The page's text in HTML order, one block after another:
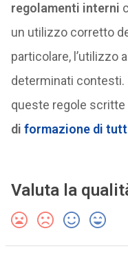
regolamenti interni
un utilizzo corretto
particolare, l’utilizzo
determinati contesti.
queste regole scritte
di formazione di
Valuta la